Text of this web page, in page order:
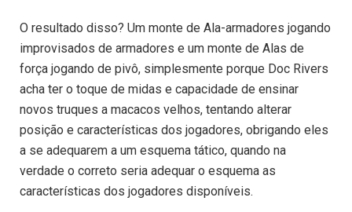
O resultado disso? Um monte de Ala-armadores jogando
improvisados de armadores e um monte de Alas de
força jogando de pivô, simplesmente porque Doc Rivers
acha ter o toque de midas e capacidade de ensinar
novos truques a macacos velhos, tentando alterar
posição e características dos jogadores, obrigando eles
a se adequarem a um esquema tático, quando na
verdade o correto seria adequar o esquema as
características dos jogadores disponíveis.